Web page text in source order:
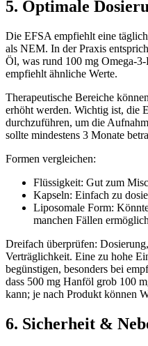
5. Optimale
Die EFSA empfiehlt eine
als NEM. In der Praxis
Öl, was rund 100 mg Omega-
empfiehlt ähnliche Werte.
Therapeutische Bereiche
erhöht werden. Wichtig ist, die
durchzuführen, um die
sollte mindestens 3 Monate
Formen vergleichen:
Flüssigkeit: Gut zum
Kapseln: Einfach zu
Liposomale Form:
manchen Fällen
Dreifach überprüfen:
Verträglichkeit. Eine zu hohe
begünstigen, besonders bei
dass 500 mg Hanföl grob 100
kann; je nach Produkt können
6. Sicherheit &